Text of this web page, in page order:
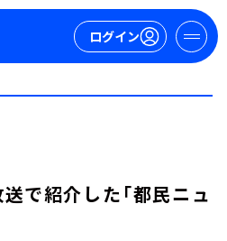
ログイン
で紹介した「都民ニュ